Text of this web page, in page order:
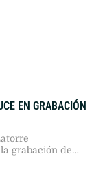
EN GRABACIÓN
grabación de
el trabajo